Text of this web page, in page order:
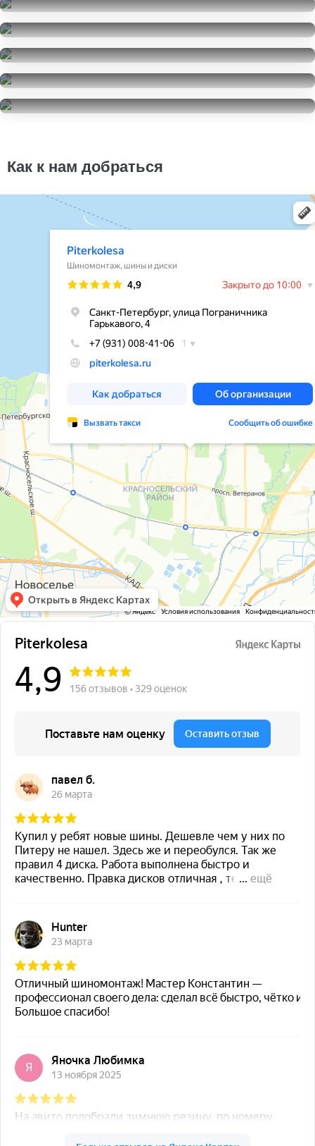
215/65R16
12000
за 4 шт.
215/65R16
7500
за 4 шт.
215/65R16
16000
за 4 шт.
215/65R16
7000
за 4 шт.
215/65R16
Как к нам добраться